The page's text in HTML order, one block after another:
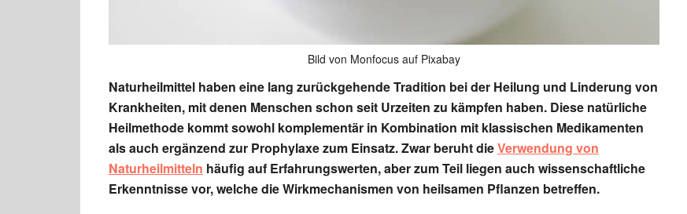
Bild von Monfocus auf Pixabay
Naturheilmittel haben eine lang zurückgehende Tradition bei der Heilung und Linderung von
Krankheiten, mit denen Menschen schon seit Urzeiten zu kämpfen haben. Diese natürliche
Heilmethode kommt sowohl komplementär in Kombination mit klassischen Medikamenten
als auch ergänzend zur Prophylaxe zum Einsatz. Zwar beruht dieVerwendung von
Naturheilmitteln häufig auf Erfahrungswerten, aber zum Teil liegen auch wissenschaftliche
Erkenntnisse vor, welche die Wirkmechanismen von heilsamen Pflanzen betreffen.